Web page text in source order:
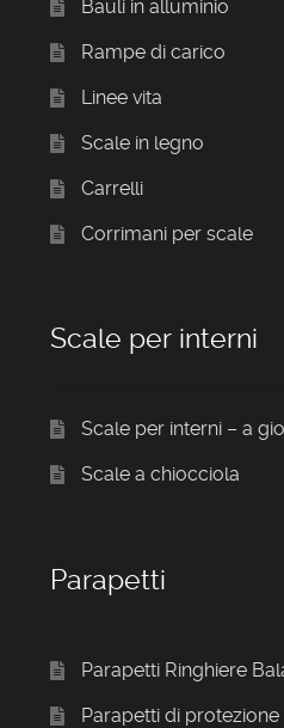
Bauli in alluminio
Rampe di carico
Linee vita
Scale in legno
Carrelli
Corrimani per scale
Scale per interni
Scale per interni – a
Scale a chiocciola
Parapetti
Parapetti Ringhiere
Parapetti di